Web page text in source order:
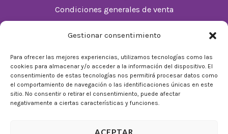
Gestionar consentimiento
Para ofrecer las mejores experiencias, utilizamos tecnologías como las
cookies para almacenar y/o acceder a la información del dispositivo. El
consentimiento de estas tecnologías nos permitirá procesar datos como
el comportamiento de navegación o las identificaciones únicas en este
sitio. No consentir o retirar el consentimiento, puede afectar
negativamente a ciertas características y funciones.
ACEPTAR
Condiciones generales de venta
De Lunes a Domingos de 10:00 a 22:00
Festivos sujetos al horario del Málaga Factory